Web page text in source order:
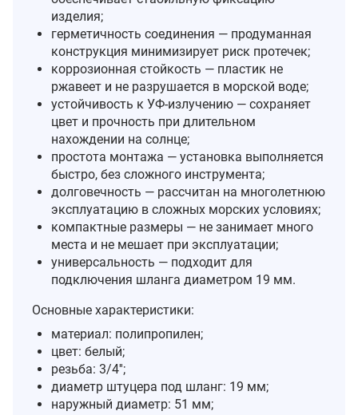
изделия;
герметичность соединения — продуманная
конструкция минимизирует риск протечек;
коррозионная стойкость — пластик не
ржавеет и не разрушается в морской воде;
устойчивость к УФ‑излучению — сохраняет
цвет и прочность при длительном
нахождении на солнце;
простота монтажа — установка выполняется
быстро, без сложного инструмента;
долговечность — рассчитан на многолетнюю
эксплуатацию в сложных морских условиях;
компактные размеры — не занимает много
места и не мешает при эксплуатации;
универсальность — подходит для
подключения шланга диаметром 19 мм.
Основные характеристики:
материал: полипропилен;
цвет: белый;
резьба: 3/4'';
диаметр штуцера под шланг: 19 мм;
наружный диаметр: 51 мм;